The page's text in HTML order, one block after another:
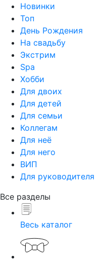
Новинки
Топ
День Рождения
На свадьбу
Экстрим
Spa
Хобби
Для двоих
Для детей
Для семьи
Коллегам
Для неё
Для него
ВИП
Для руководителя
Все разделы
Весь каталог